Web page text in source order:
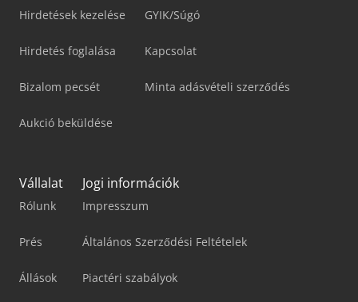
Hirdetések kezelése
Hirdetés foglalása
Bizalom pecsét
Aukció beküldése
GYIK/Súgó
Kapcsolat
Minta adásvételi szerződés
Vállalat
Rólunk
Prés
Állások
Jogi információk
Impresszum
Általános Szerződési Feltételek
Piactéri szabályok